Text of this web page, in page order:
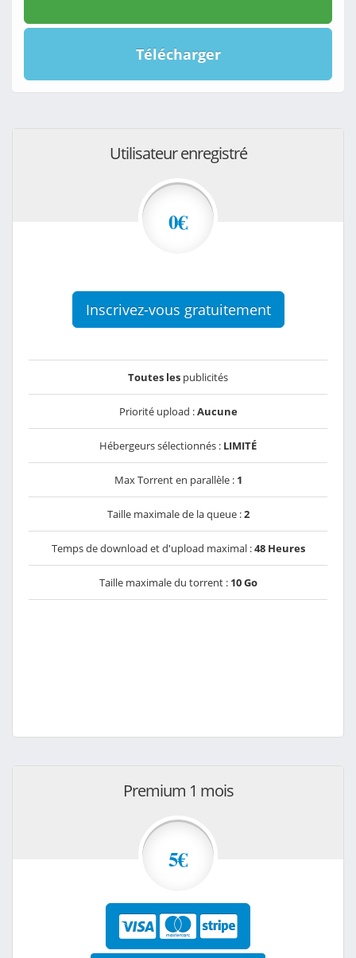
Télécharger
Utilisateur enregistré
0€
Inscrivez-vous gratuitement
Toutes les publicités
Priorité upload :Aucune
Hébergeurs sélectionnés : LIMITÉ
Max Torrent en parallèle : 1
Taille maximale de la queue :2
Temps de download et d'upload maximal :48 Heures
Taille maximale du torrent : 10 Go
Premium 1 mois
5€